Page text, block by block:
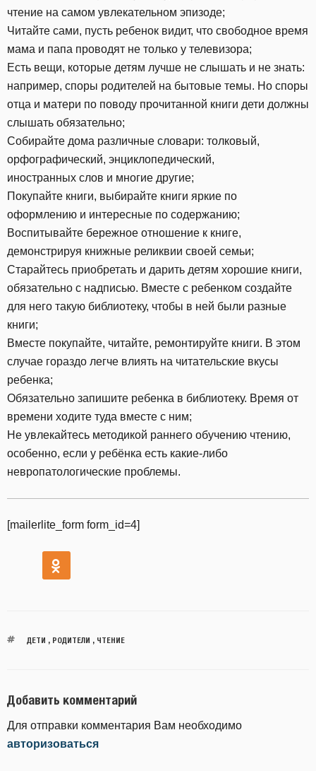
чтение на самом увлекательном эпизоде;
Читайте сами, пусть ребенок видит, что свободное время
мама и папа проводят не только у телевизора;
Есть вещи, которые детям лучше не слышать и не знать:
например, споры родителей на бытовые темы. Но споры
отца и матери по поводу прочитанной книги дети должны
слышать обязательно;
Собирайте дома различные словари: толковый,
орфографический, энциклопедический,
иностранных слов и многие другие;
Покупайте книги, выбирайте книги яркие по
оформлению и интересные по содержанию;
Воспитывайте бережное отношение к книге,
демонстрируя книжные реликвии своей семьи;
Старайтесь приобретать и дарить детям хорошие книги,
обязательно с надписью. Вместе с ребенком создайте
для него такую библиотеку, чтобы в ней были разные
книги;
Вместе покупайте, читайте, ремонтируйте книги. В этом
случае гораздо легче влиять на читательские вкусы
ребенка;
Обязательно запишите ребенка в библиотеку. Время от
времени ходите туда вместе с ним;
Не увлекайтесь методикой раннего обучению чтению,
особенно, если у ребёнка есть какие-либо
невропатологические проблемы.
[mailerlite_form form_id=4]
ДЕТИ РОДИТЕЛИ ЧТЕНИЕ
Добавить комментарий
Для отправки комментария Вам необходимо
авторизоваться